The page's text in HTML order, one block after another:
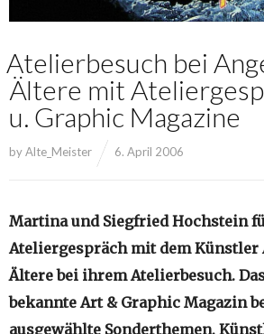
Atelierbesuch bei
Ältere mit
u. Graphic Magazine
byAlte_Meister 6. April 2006
Martina und Siegfried Hochstein
Ateliergespräch mit dem Künstler
Ältere bei ihrem Atelierbesuch.
bekannte Art & Graphic Magazin
ausgewählte Sonderthemen,